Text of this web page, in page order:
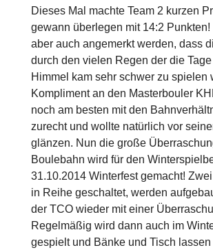
Dieses Mal machte Team 2 kurzen
gewann überlegen mit 14:2 Punkten!
aber auch angemerkt werden, dass
durch den vielen Regen der die
Himmel kam sehr schwer zu spielen
Kompliment an den Masterbouler
noch am besten mit den
zurecht und wollte natürlich vor
glänzen. Nun die große
Boulebahn wird für den
31.10.2014 Winterfest gemacht!
in Reihe geschaltet, werden
der TCO wieder mit einer
Regelmäßig wird dann auch im
gespielt und Bänke und Tisch lassen